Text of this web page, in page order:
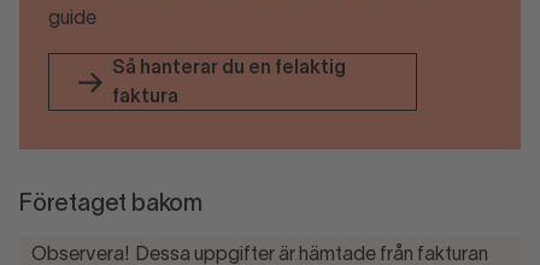
guide
Så hanterar du en felaktig
faktura
Företaget bakom
Observera! Dessa uppgifter är hämtade från fakturan